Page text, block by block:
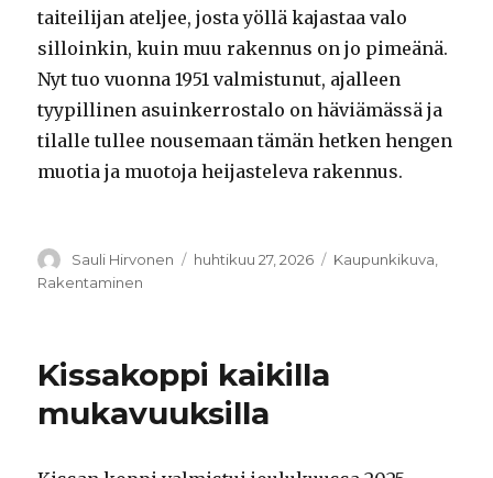
taiteilijan ateljee, josta yöllä kajastaa valo
silloinkin, kuin muu rakennus on jo pimeänä.
Nyt tuo vuonna 1951 valmistunut, ajalleen
tyypillinen asuinkerrostalo on häviämässä ja
tilalle tullee nousemaan tämän hetken hengen
muotia ja muotoja heijasteleva rakennus.
Kirjoittaja
Sauli Hirvonen Julkaistu
huhtikuu 27, 2026 Kategoriat
Kaupunkikuva
Rakentaminen
Kissakoppi kaikilla
mukavuuksilla